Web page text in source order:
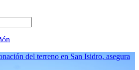
del terreno en San Isidro, asegura